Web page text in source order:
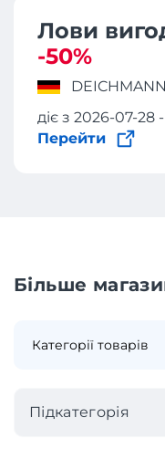
Лови
-50%
діє з 2026-07-28
Перейти
Більше
Підкатегорія